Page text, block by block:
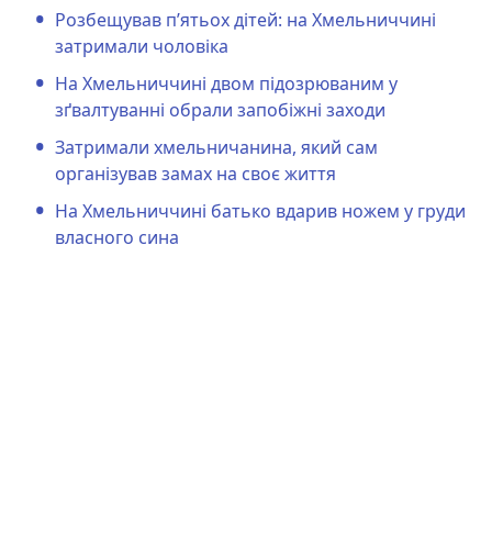
Розбещував п’ятьох дітей: на Хмельниччині
затримали чоловіка
На Хмельниччині двом підозрюваним у
зґвалтуванні обрали запобіжні заходи
Затримали хмельничанина, який сам
організував замах на своє життя
На Хмельниччині батько вдарив ножем у груди
власного сина